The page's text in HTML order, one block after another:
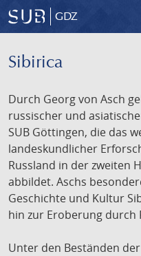
GDZ
Sibirica
Durch Georg von Asch
russischer und
SUB Göttingen, die das
landeskundlicher
Russland in der zweiten
abbildet. Aschs
Geschichte und Kultur
hin zur Eroberung durch
Unter den Beständen